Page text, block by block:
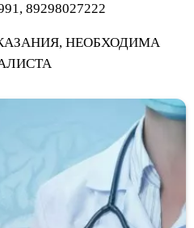
89298027222
НЕОБХОДИМА